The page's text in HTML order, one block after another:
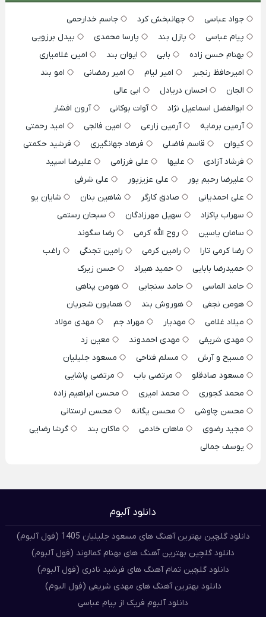
جواد عباسی جهانبخش کرد
جاسم خدارحمی
پیام عباسی
پازل بند پارسا محمدی
بیدل برزویی
بهنام حسن زاده
بابی ایوان بند
امین غلامیاری
امیرحافظ رنجبر
امیر لیام امیر رمضانی
امو بند
الجان
احسان دریادل
ابی عالی
ابوالفضل اسماعیل نژاد
آوات بوکانی
آرون افشار
آرمین برمایه
آرمین زارعی امین فالجی
امید رحمتی
کیوان
قاسم فاضلی فرهاد جهانگیری
فرشید حکمتی
فرشاد آزادی
علیها علی فرزامی
علیرضا اسپید
علیرضا رحیم پور
علی عزیزپور
علی شرفی
علی احمدیانی
صادق کارگر شاهین بنان
شایان یو
سهراب پاکزاد
سهیل مهرزادگان
سبحان رستمی
سامان یاسین
روح الله کرمی
رضا سگوند
رضا کرمی تارا
رامین کرمی رامین تجنگی
راغب
حمیدرضا بابایی
حمید هیراد
حسن زیرک
حامد الماسی
حامد سنجابی
هومن پناهی
هومن نجفی
هوروش بند
همایون شجریان
میلاد غلامی
مهدیار مهراد جم
مهدی مولاد
مهدی شریفی
مهدی احمدوند
معین زد
مسیح و آرش
مسلم فتاحی
مسعود جلیلیان
مسعود صادقلو
مرتضی باب
مرتضی پاشایی
محمد کجوری
محمد امیری
محسن ابراهیم زاده
محسن چاوشی
محسن یگانه
محسن لرستانی
مجید رضوی
ماهان خادمی ماکان بند
گرشا رضایی
یوسف جمالی
دانلود آلبوم
دانلود گلچین بهترین آهنگ های مسعود جلیلیان 1405 (فول آلبوم)
دانلود گلچین بهترین آهنگ های بهنام کمالوند (فول آلبوم)
دانلود گلچین تمام آهنگ های فرشید نادری (فول آلبوم)
دانلود بهترین آهنگ های مهدی شریفی (فول البوم)
دانلود آلبوم فریک از پیام عباسی